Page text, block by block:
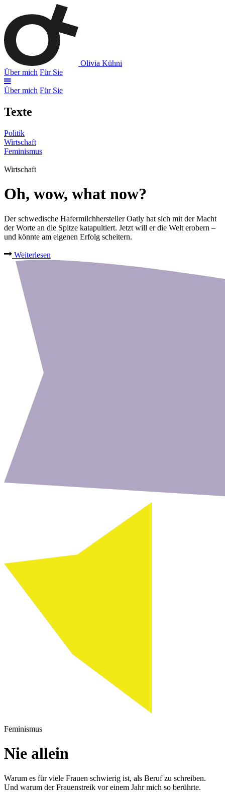
Olivia Kühni
Über mich Für Sie
Über mich Für Sie
Texte
Politik
Wirtschaft
Feminismus
Wirtschaft
Oh, wow, what now?
Der schwedische Hafermilch­hersteller Oatly hat sich mit der Macht
der Worte an die Spitze katapultiert. Jetzt will er die Welt erobern –
und könnte am eigenen Erfolg scheitern.
Weiterlesen
Feminismus
Nie allein
Warum es für viele Frauen schwierig ist, als Beruf zu schreiben.
Und warum der Frauenstreik vor einem Jahr mich so berührte.